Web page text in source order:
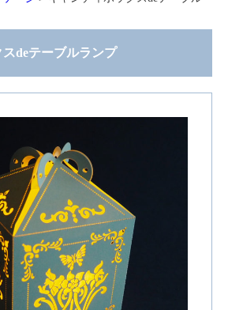
deテーブルランプ